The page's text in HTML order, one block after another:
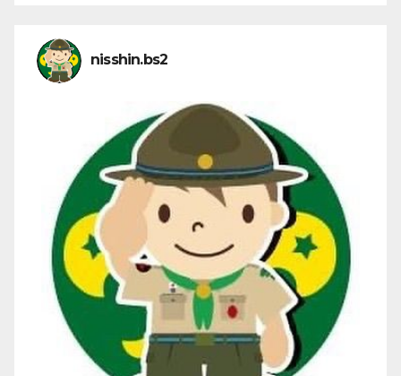
nisshin.bs2